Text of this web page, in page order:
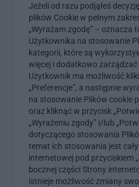
Jeżeli od razu podjąłeś
plików Cookie w pełnym
„Wyrażam zgodę” – oznacza
Użytkownika na stosowanie
kategorii, które są
więcej i dodatkowo
Użytkownik ma możliwość
„Preferencje”, a następnie
na stosowanie Plików cookie
oraz kliknąć w przycisk
„Wyrażeniu zgody” i/lub
dotyczącego stosowania
temat ich stosowania jest
internetowej pod przyciskiem
bocznej części Strony
istnieje możliwość zmiany